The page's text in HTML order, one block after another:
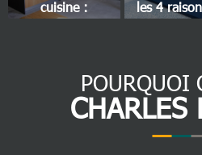
cuisine :
les 4
POURQUOI
CHARLES